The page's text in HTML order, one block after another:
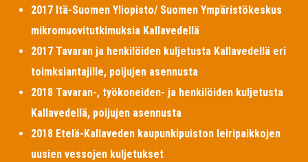
2017 Itä-Suomen Yliopisto/ Suomen Ympäristökeskus
mikromuovitutkimuksia Kallavedellä
2017 Tavaran ja henkilöiden kuljetusta Kallavedellä eri
toimksiantajille, poijujen asennusta
2018 Tavaran-, työkoneiden- ja henkilöiden kuljetusta
Kallavedellä, poijujen asennusta
2018 Etelä-Kallaveden kaupunkipuiston leiripaikkojen
uusien vessojen kuljetukset